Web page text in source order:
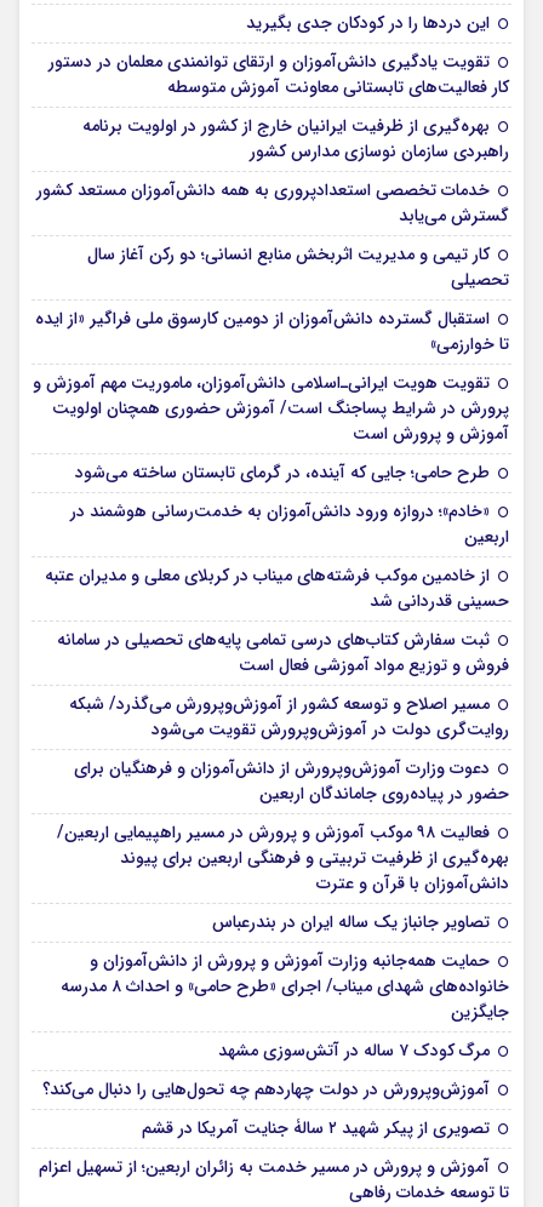
این درد‌ها را در کودکان جدی بگیرید
تقویت یادگیری دانش‌آموزان و ارتقای توانمندی معلمان در دستور
کار فعالیت‌های تابستانی معاونت آموزش متوسطه
بهره‌گیری از ظرفیت ایرانیان خارج از کشور در اولویت برنامه
راهبردی سازمان نوسازی مدارس کشور
خدمات تخصصی استعدادپروری به همه دانش‌آموزان مستعد کشور
گسترش می‌یابد
کار تیمی و مدیریت اثربخش منابع انسانی؛ دو رکن آغاز سال
تحصیلی
استقبال گسترده دانش‌آموزان از دومین کارسوق ملی فراگیر «از ایده
تا خوارزمی»
تقویت هویت ایرانی‌ـ‌اسلامی دانش‌آموزان، ماموریت مهم آموزش و
پرورش در شرایط پساجنگ است/ آموزش حضوری همچنان اولویت
آموزش و پرورش است
طرح حامی؛ جایی که آینده، در گرمای تابستان ساخته می‌شود
«خادم»؛ دروازه ورود دانش‌آموزان به خدمت‌رسانی هوشمند در
اربعین
از خادمین موکب فرشته‌های میناب در کربلای معلی و مدیران عتبه
حسینی قدردانی شد
ثبت سفارش کتاب‌های درسی تمامی پایه‌های تحصیلی در سامانه
فروش و توزیع مواد آموزشی فعال است
مسیر اصلاح و توسعه کشور از آموزش‌وپرورش می‌گذرد/ شبکه
روایت‌‌گری دولت در آموزش‌وپرورش تقویت می‌شود
دعوت وزارت آموزش‌وپرورش از دانش‌آموزان و فرهنگیان برای
حضور در پیاده‌روی جاماندگان اربعین
فعالیت ۹۸ موکب آموزش و پرورش در مسیر راهپیمایی اربعین/
بهره‌گیری از ظرفیت تربیتی و فرهنگی اربعین برای پیوند
دانش‌آموزان با قرآن و عترت
تصاویر جانباز یک ساله ایران در بندرعباس
حمایت همه‌جانبه وزارت آموزش و پرورش از دانش‌آموزان و
خانواده‌های شهدای میناب/ اجرای «طرح حامی» و احداث ۸ مدرسه
جایگزین
مرگ کودک ۷ ساله در آتش‌سوزی مشهد
آموزش‌وپرورش در دولت چهاردهم چه تحول‌هایی را دنبال می‌کند؟
تصویری از پیکر شهید ۲ سالۀ جنایت آمریکا در قشم
آموزش و پرورش در مسیر خدمت به زائران اربعین؛ از تسهیل اعزام
تا توسعه خدمات رفاهی